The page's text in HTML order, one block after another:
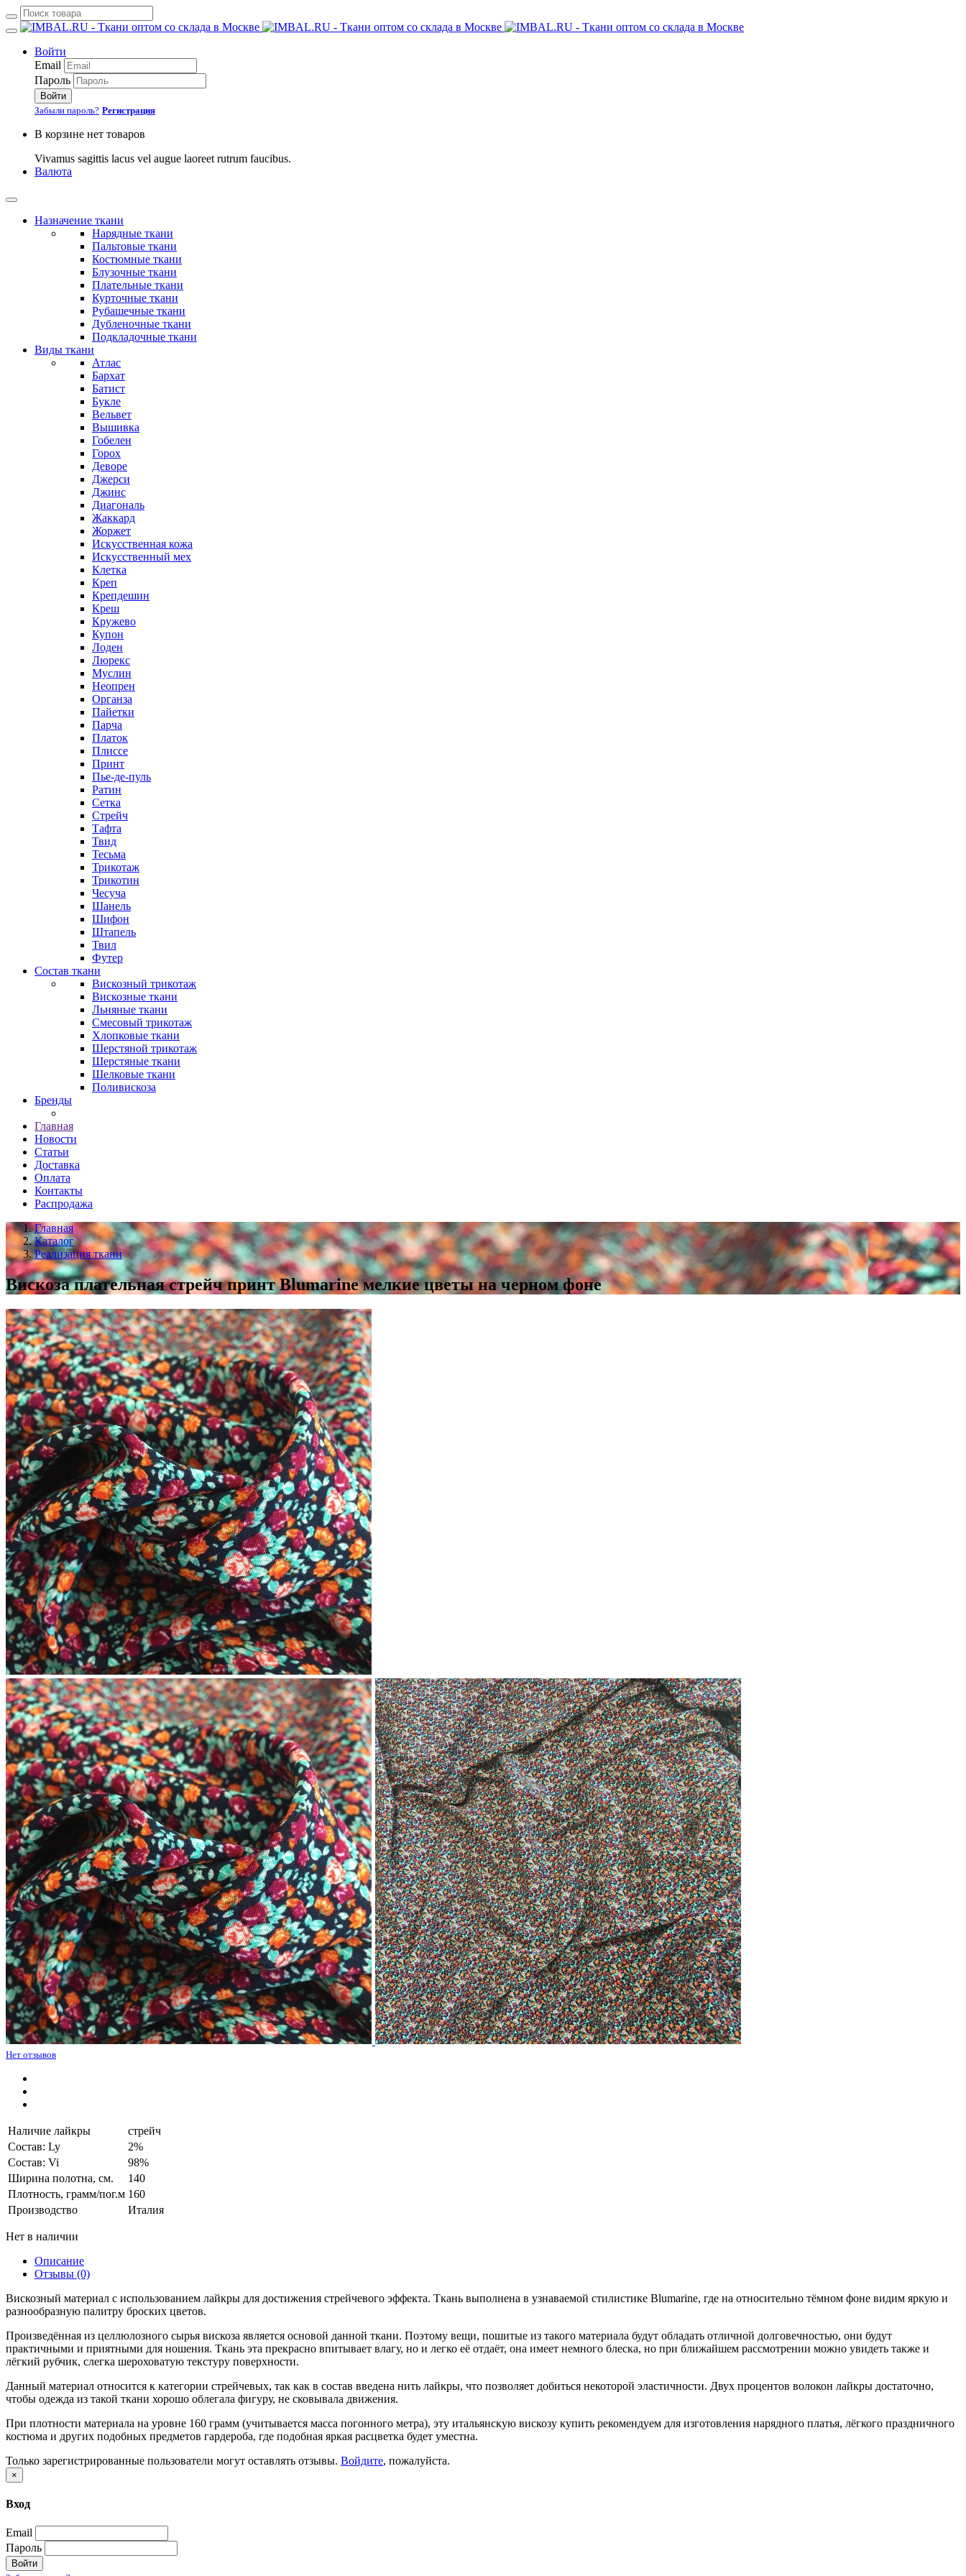
Войти
Email
Пароль
Войти
Забыли пароль? Регистрация
В корзине нет товаров
Vivamus sagittis lacus vel augue laoreet rutrum faucibus.
Валюта
Назначение ткани
Нарядные ткани
Пальтовые ткани
Костюмные ткани
Блузочные ткани
Плательные ткани
Курточные ткани
Рубашечные ткани
Дубленочные ткани
Подкладочные ткани
Виды ткани
Атлас
Бархат
Батист
Букле
Вельвет
Вышивка
Гобелен
Горох
Деворе
Джерси
Джинс
Диагональ
Жаккард
Жоржет
Искусственная кожа
Искусственный мех
Клетка
Креп
Крепдешин
Креш
Кружево
Купон
Лоден
Люрекс
Муслин
Неопрен
Органза
Пайетки
Парча
Платок
Плиссе
Принт
Пье-де-пуль
Ратин
Сетка
Стрейч
Тафта
Твид
Тесьма
Трикотаж
Трикотин
Чесуча
Шанель
Шифон
Штапель
Твил
Футер
Состав ткани
Вискозный трикотаж
Вискозные ткани
Льняные ткани
Смесовый трикотаж
Хлопковые ткани
Шерстяной трикотаж
Шерстяные ткани
Шелковые ткани
Поливискоза
Бренды
Главная
Новости
Статьи
Доставка
Оплата
Контакты
Распродажа
Главная
Каталог
Реализация ткани
Вискоза плательная стрейч принт Blumarine мелкие цветы на черном фоне
Нет отзывов
Наличие лайкры
стрейч
Состав: Ly
2%
Состав: Vi
98%
Ширина полотна, см.
140
Плотность, грамм/пог.м 160
Производство
Италия
Нет в наличии
Описание
Отзывы (0)
Вискозный материал с использованием лайкры для достижения стрейчевого эффекта. Ткань выполнена в узнаваемой стилистике Blumarine, где на относительно тёмном фоне видим яркую и
разнообразную палитру броских цветов.
Произведённая из целлюлозного сырья вискоза является основой данной ткани. Поэтому вещи, пошитые из такого материала будут обладать отличной долговечностью, они будут
практичными и приятными для ношения. Ткань эта прекрасно впитывает влагу, но и легко её отдаёт, она имеет немного блеска, но при ближайшем рассмотрении можно увидеть также и
лёгкий рубчик, слегка шероховатую текстуру поверхности.
Данный материал относится к категории стрейчевых, так как в состав введена нить лайкры, что позволяет добиться некоторой эластичности. Двух процентов волокон лайкры достаточно,
чтобы одежда из такой ткани хорошо облегала фигуру, не сковывала движения.
При плотности материала на уровне 160 грамм (учитывается масса погонного метра), эту итальянскую вискозу купить рекомендуем для изготовления нарядного платья, лёгкого праздничного
костюма и других подобных предметов гардероба, где подобная яркая расцветка будет уместна.
Только зарегистрированные пользователи могут оставлять отзывы. Войдите, пожалуйста.
×
Вход
Email
Пароль
Войти